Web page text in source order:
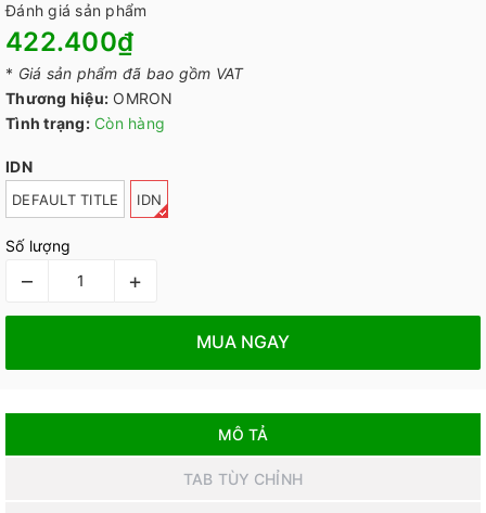
Đánh giá sản phẩm
422.400₫
* Giá sản phẩm đã bao gồm VAT
Thương hiệu: OMRON
Tình trạng: Còn hàng
IDN
DEFAULT TITLE IDN
Số lượng
– +
MUA NGAY
MÔ TẢ
TAB TÙY CHỈNH